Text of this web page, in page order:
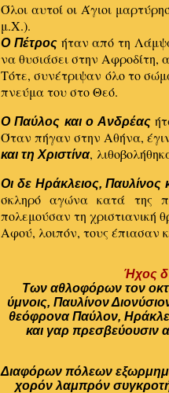
Όλοι αυτοί οι Άγιοι
μ.Χ.).
Ο Πέτροςήταν από τη
να θυσιάσει στην Αφροδίτη,
Τότε, συνέτριψαν όλο το
πνεύμα του στο Θεό.
Ο Παύλος και ο Ανδρέας
Όταν πήγαν στην Αθήνα,
και τη Χριστίνα,
Οι δε Ηράκλειος, Παυλίνος
σκληρό αγώνα κατά της
πολεμούσαν τη χριστιανική
Αφού, λοιπόν, τους έπιασαν
Ήχος
Των αθλοφόρων τον
ύμνοις, Παυλίνον
θεόφρονα Παύλον,
και γαρ πρεσβεύουσιν
Διαφόρων πόλεων
χορόν λαμπρόν